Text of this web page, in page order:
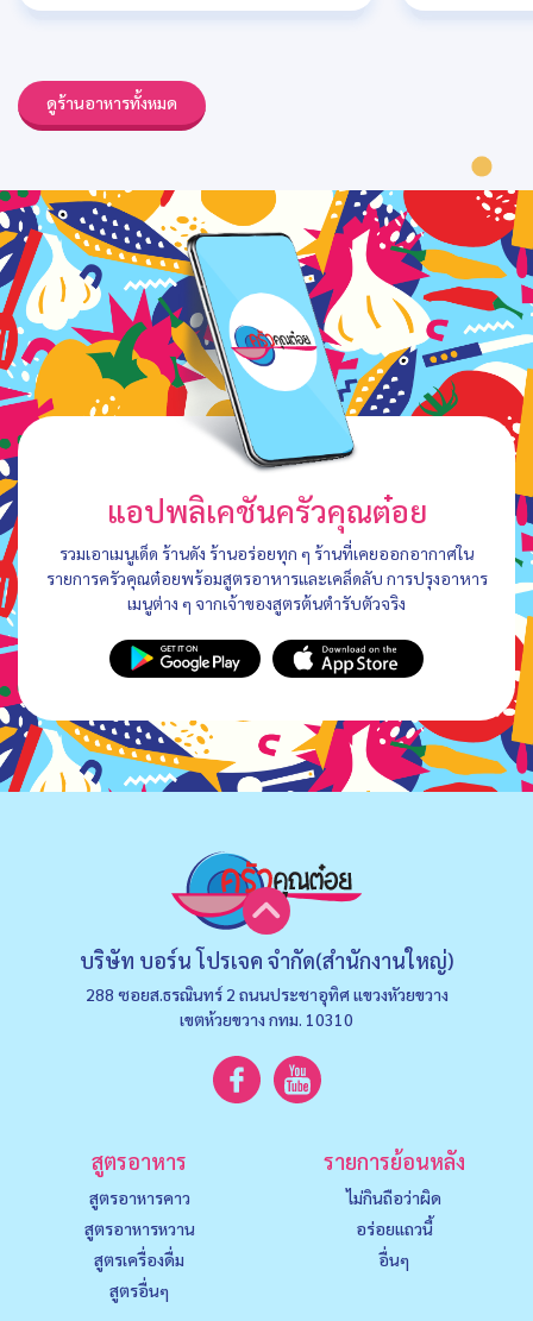
ดูร้านอาหารทั้งหมด
แอปพลิเคชันครัวคุณต๋อย
รวมเอาเมนูเด็ด ร้านดัง ร้านอร่อยทุก ๆ ร้านที่เคยออกอากาศใน
รายการครัวคุณต๋อยพร้อมสูตรอาหารและเคล็ดลับ การปรุงอาหาร
เมนูต่าง ๆ จากเจ้าของสูตรต้นตำรับตัวจริง
บริษัท บอร์น โปรเจค จำกัด(สำนักงานใหญ่)
288 ซอยส.ธรณินทร์ 2 ถนนประชาอุทิศ แขวงหัวยขวาง
เขตห้วยขวาง กทม. 10310
สูตรอาหาร
สูตรอาหารคาว
สูตรอาหารหวาน
สูตรเครื่องดื่ม
สูตรอื่นๆ
รายการย้อนหลัง
ไม่กินถือว่าผิด
อร่อยแถวนี้
อื่นๆ